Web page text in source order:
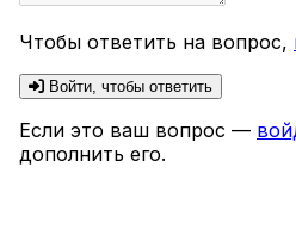
Чтобы ответить на вопрос,
Войти, чтобы ответить
Если это ваш вопрос —
дополнить его.